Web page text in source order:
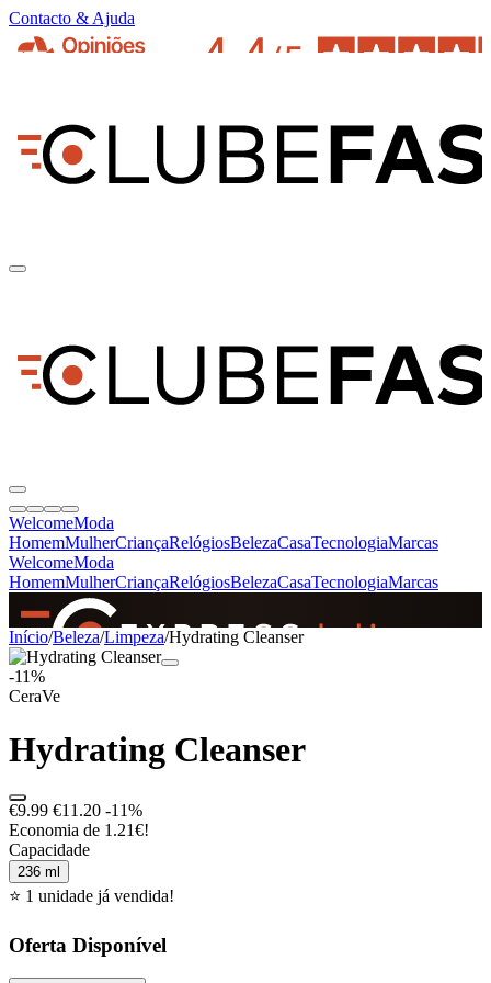
Contacto & Ajuda
WelcomeModa
HomemMulherCriançaRelógiosBelezaCasaTecnologiaMarcas
WelcomeModa
HomemMulherCriançaRelógiosBelezaCasaTecnologiaMarcas
SINCE 2005
Início/Beleza/Limpeza/Hydrating Cleanser
-11%
CeraVe
Hydrating Cleanser
€9.99 €11.20 -11%
Economia de 1.21€!
Capacidade
236 ml
⭐ 1 unidade já vendida!
Oferta Disponível